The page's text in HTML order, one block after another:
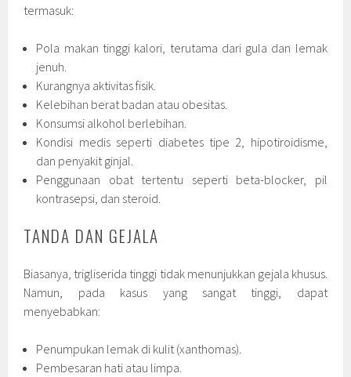
termasuk:
Pola makan tinggi kalori, terutama dari gula dan lemak
jenuh.
Kurangnya aktivitas fisik.
Kelebihan berat badan atau obesitas.
Konsumsi alkohol berlebihan.
Kondisi medis seperti diabetes tipe 2, hipotiroidisme,
dan penyakit ginjal.
Penggunaan obat tertentu seperti beta-blocker, pil
kontrasepsi, dan steroid.
TANDA DAN GEJALA
Biasanya, trigliserida tinggi tidak menunjukkan gejala khusus.
Namun, pada kasus yang sangat tinggi, dapat
menyebabkan:
Penumpukan lemak di kulit (xanthomas).
Pembesaran hati atau limpa.